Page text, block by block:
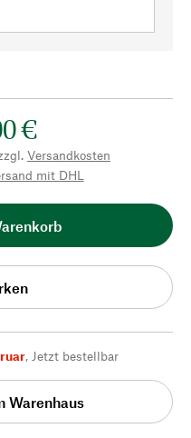
€
Versandkosten
mit DHL
, Jetzt bestellbar
Warenhaus